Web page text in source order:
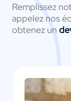
Remplissez
appelez nos
obtenez un